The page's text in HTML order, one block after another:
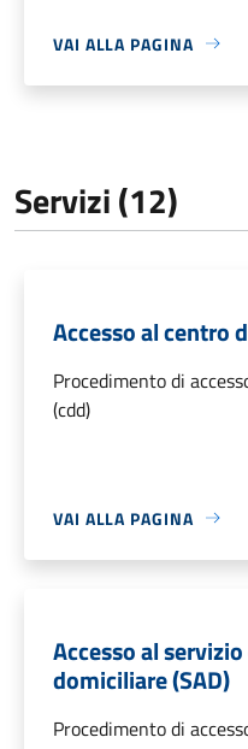
VAI ALLA PAGINA
Servizi (12)
Accesso al centro
Procedimento di
(cdd)
VAI ALLA PAGINA
Accesso al
domiciliare (SAD)
Procedimento di